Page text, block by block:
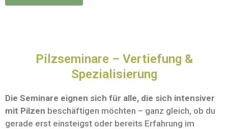
Pilzseminare – Vertiefung &
Spezialisierung
Die Seminare eignen sich für alle, die sich intensiver
mit Pilzen beschäftigen möchten – ganz gleich, ob du
gerade erst einsteigst oder bereits Erfahrung im